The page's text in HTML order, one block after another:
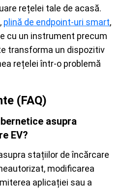
rețelei tale de acasă.
plină de endpoint-uri smart,
cu un instrument precum
transforma un dispozitiv
rețelei într-o problemă
(FAQ)
asupra
EV?
stațiilor de încărcare
modificarea
aplicației sau a